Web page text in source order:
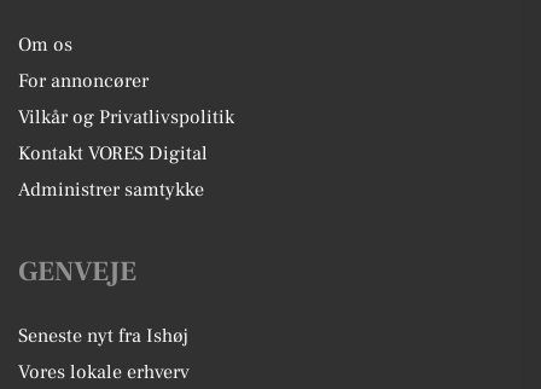
Om os
For annoncører
Vilkår og Privatlivspolitik
Kontakt VORES Digital
Administrer samtykke
GENVEJE
Seneste nyt fra Ishøj
Vores lokale erhverv